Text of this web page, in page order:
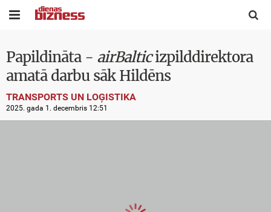
 
Papildināta - airBalticizpilddirektora
amatā darbu sāk Hildēns
TRANSPORTS UN LOĢISTIKA
2025. gada 1. decembris 12:51